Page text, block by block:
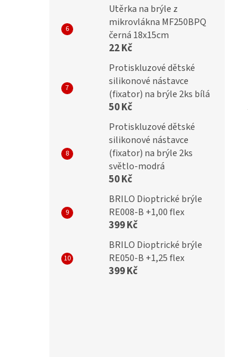
Utěrka na brýle z
mikrovlákna MF250BPQ
černá 18x15cm
22 Kč
Protiskluzové dětské
silikonové nástavce
(fixator) na brýle 2ks bílá
50 Kč
Protiskluzové dětské
silikonové nástavce
(fixator) na brýle 2ks
světlo-modrá
50 Kč
BRILO Dioptrické brýle
RE008-B +1,00 flex
399 Kč
BRILO Dioptrické brýle
RE050-B +1,25 flex
399 Kč